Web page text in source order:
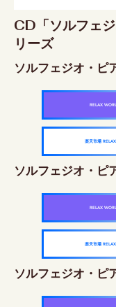
CD「ソルフェ
リーズ
ソルフェジオ・
RELAX
楽天市場
ソルフェジオ・
RELAX
楽天市場
ソルフェジオ・